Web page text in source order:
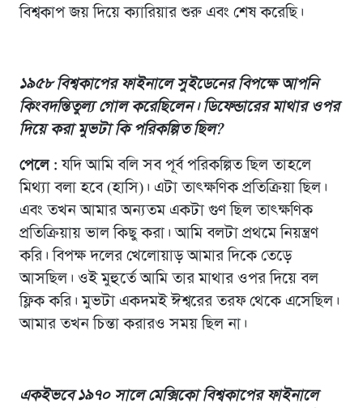
বিশ্বকাপ জয় দিয়ে ক্যারিয়ার শুরু এবং শেষ করেছি।
১৯৫৮ বিশ্বকাপের ফাইনালে সুইডেনের বিপক্ষে আপনি
কিংবদন্তিতুল্য গোল করেছিলেন। ডিফেন্ডারের মাথার ওপর
দিয়ে করা মুভটা কি পরিকল্পিত ছিল?
পেলে : যদি আমি বলি সব পূর্ব পরিকল্পিত ছিল তাহলে
মিথ্যা বলা হবে (হাসি)। এটা তাৎক্ষণিক প্রতিক্রিয়া ছিল।
এবং তখন আমার অন্যতম একটা গুণ ছিল তাৎক্ষণিক
প্রতিক্রিয়ায় ভাল কিছু করা। আমি বলটা প্রথমে নিয়ন্ত্রণ
করি। বিপক্ষ দলের খেলোয়াড় আমার দিকে তেড়ে
আসছিল। ওই মুহুর্তে আমি তার মাথার ওপর দিয়ে বল
ফ্লিক করি। মুভটা একদমই ঈশ্বরের তরফ থেকে এসেছিল।
আমার তখন চিন্তা করারও সময় ছিল না।
একইভবে ১৯৭০ সালে মেক্সিকো বিশ্বকাপের ফাইনালে